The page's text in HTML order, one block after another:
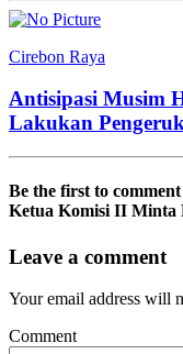
Cirebon Raya
Antisipasi Musim
Lakukan
Be the first to comment
Ketua Komisi II Minta
Leave a comment
Your email address will
Comment